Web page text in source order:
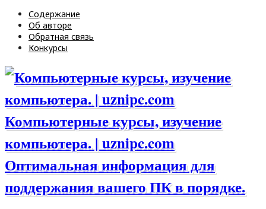
Содержание
Об авторе
Обратная связь
Конкурсы
Компьютерные курсы, изучение
компьютера. | uznipc.com
Оптимальная информация для
поддержания вашего ПК в порядке.